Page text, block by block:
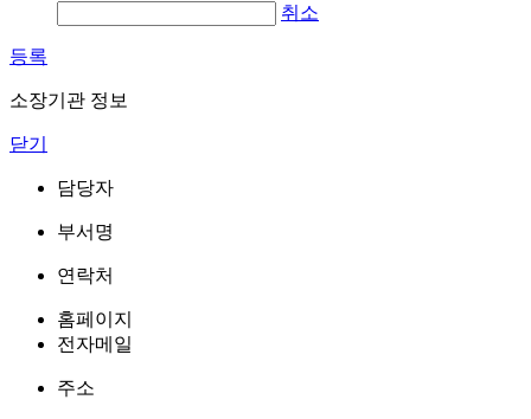
취소
등록
소장기관 정보
닫기
담당자
부서명
연락처
홈페이지
전자메일
주소